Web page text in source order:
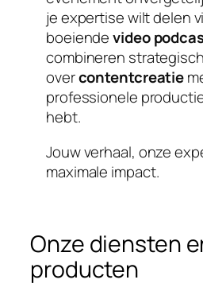
je expertise wilt delen
boeiendevideo
combineren
overcontentcreatie
professionele
hebt.
Jouw verhaal, onze
maximale impact.
Onze diensten
producten